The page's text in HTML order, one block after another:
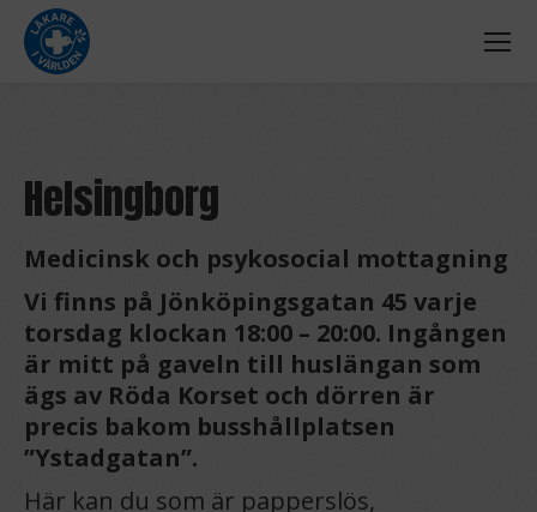
Helsingborg
Medicinsk och psykosocial mottagning
Vi finns på Jönköpingsgatan 45 varje
torsdag klockan 18:00 – 20:00. Ingången
är mitt på gaveln till huslängan som
ägs av Röda Korset och dörren är
precis bakom busshållplatsen
”Ystadgatan”.
Här kan du som är papperslös,